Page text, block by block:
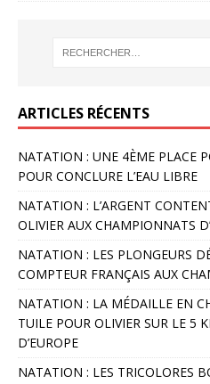
ARTICLES RÉCENTS
NATATION : UNE 4ÈME PLACE
POUR CONCLURE L’EAU LIBRE
NATATION : L’ARGENT
OLIVIER AUX CHAMPIONNATS
NATATION : LES PLONGEURS
COMPTEUR FRANÇAIS AUX
NATATION : LA MÉDAILLE EN
TUILE POUR OLIVIER SUR LE 5
D’EUROPE
NATATION : LES TRICOLORES